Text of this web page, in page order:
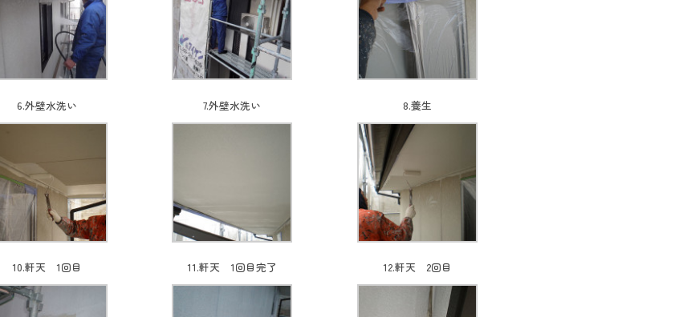
6.外壁水洗い 7.外壁水洗い 8.養生
10.軒天 1回目 11.軒天 1回目完了 12.軒天 2回目